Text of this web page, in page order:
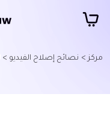
مركز > نصائح إصلاح الفيديو >